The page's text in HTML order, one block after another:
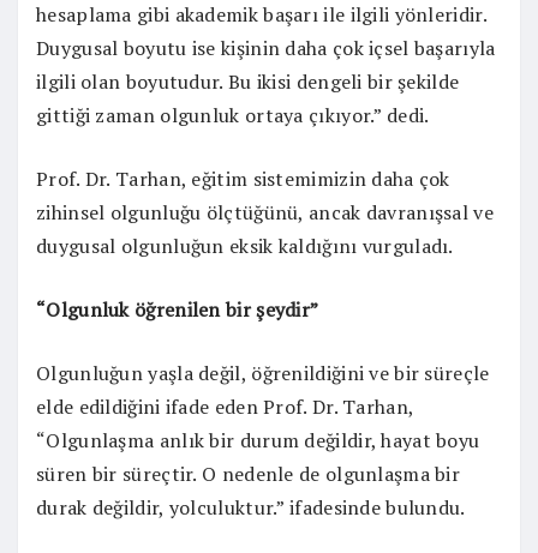
hesaplama gibi akademik başarı ile ilgili yönleridir.
Duygusal boyutu ise kişinin daha çok içsel başarıyla
ilgili olan boyutudur. Bu ikisi dengeli bir şekilde
gittiği zaman olgunluk ortaya çıkıyor.” dedi.
Prof. Dr. Tarhan, eğitim sistemimizin daha çok
zihinsel olgunluğu ölçtüğünü, ancak davranışsal ve
duygusal olgunluğun eksik kaldığını vurguladı.
“Olgunluk öğrenilen bir şeydir”
Olgunluğun yaşla değil, öğrenildiğini ve bir süreçle
elde edildiğini ifade eden Prof. Dr. Tarhan,
“Olgunlaşma anlık bir durum değildir, hayat boyu
süren bir süreçtir. O nedenle de olgunlaşma bir
durak değildir, yolculuktur.” ifadesinde bulundu.